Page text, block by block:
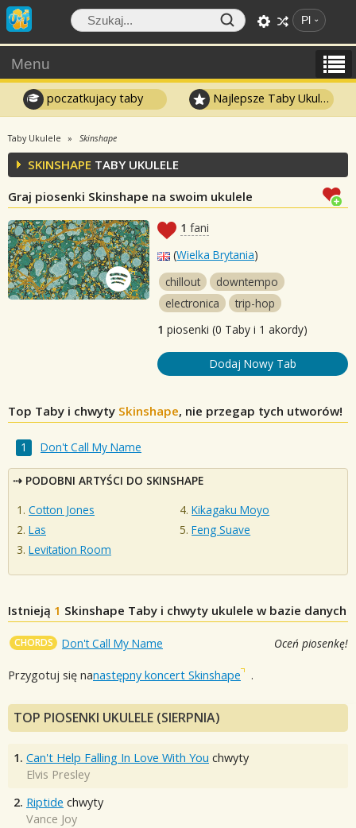
Pl
Menu
poczatkujacy taby Najlepsze Taby Ukulele
Taby Ukulele Skinshape
SKINSHAPE TABY UKULELE
Graj piosenki Skinshape na swoim ukulele
1 fani
(Wielka Brytania)
chillout
downtempo
electronica
trip-hop
1 piosenki (0 Taby i 1 akordy)
Dodaj Nowy Tab
Top Taby i chwyty Skinshape, nie przegap tych utworów!
Don't Call My Name
PODOBNI ARTYŚCI DO SKINSHAPE
Cotton Jones
Las
Levitation Room
Kikagaku Moyo
Feng Suave
Istnieją 1 Skinshape Taby i chwyty ukulele w bazie danych
CHORDS Don't Call My Name Oceń piosenkę!
Przygotuj się nanastępny koncert Skinshape .
TOP PIOSENKI UKULELE (SIERPNIA)
1. Can't Help Falling In Love With You chwyty
Elvis Presley
2. Riptide chwyty
Vance Joy